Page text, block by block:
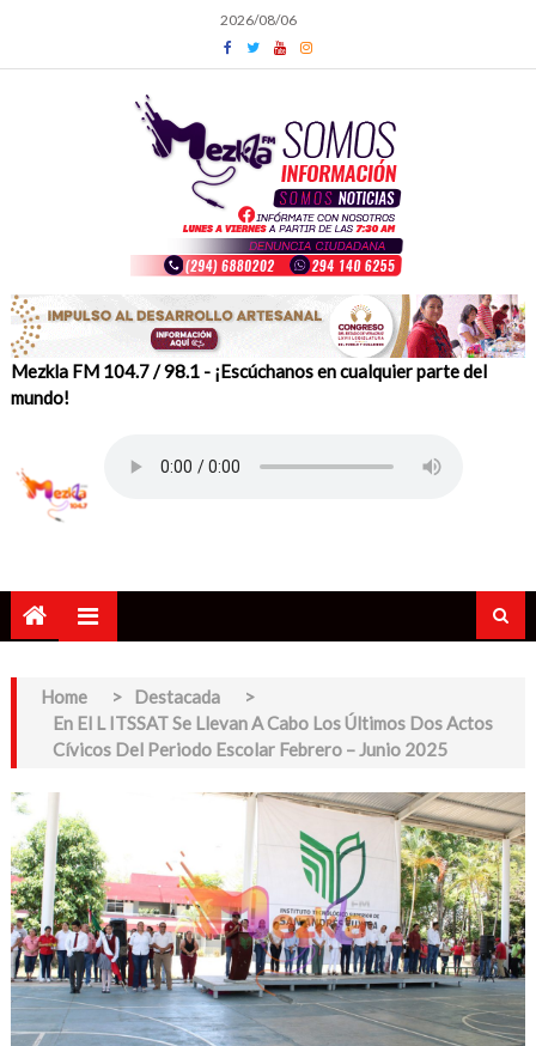
content
2026/08/06
Mezkla FM 104.7 / 98.1 - ¡Escúchanos en cualquier parte del
mundo!
Home > Destacada
>
En El L ITSSAT Se Llevan A Cabo Los Últimos Dos Actos
Cívicos Del Periodo Escolar Febrero – Junio 2025